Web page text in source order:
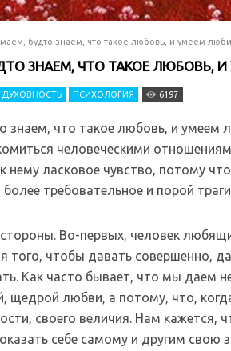
будто знаем, что такое любовь, и умеем
ЗНАЕМ, ЧТО ТАКОЕ ЛЮБОВЬ,
ДУХОВНОСТЬ ПСИХОЛОГИЯ 6197
что такое любовь, и умеем
человеческими
нему ласковое чувство, потому
требовательное и порой
Во-первых, человек
того, чтобы давать совершенно,
Как часто бывает, что мы даем
щедрой любви, а потому, что,
своего величия. Нам кажется,
себе самому и другим свою